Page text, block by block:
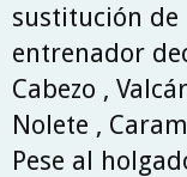
sustitución de
entrenador
Cabezo ,
Nolete ,
Pese al